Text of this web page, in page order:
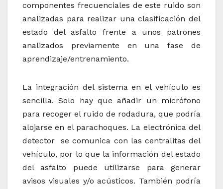
componentes frecuenciales de este ruido son
analizadas para realizar una clasificación del
estado del asfalto frente a unos patrones
analizados previamente en una fase de
aprendizaje/entrenamiento.
La integración del sistema en el vehículo es
sencilla. Solo hay que añadir un micrófono
para recoger el ruido de rodadura, que podría
alojarse en el parachoques. La electrónica del
detector se comunica con las centralitas del
vehículo, por lo que la información del estado
del asfalto puede utilizarse para generar
avisos visuales y/o acústicos. También podría